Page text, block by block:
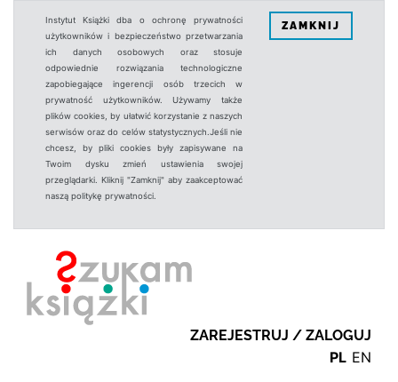
Instytut Książki dba o ochronę prywatności
użytkowników i bezpieczeństwo przetwarzania
ich danych osobowych oraz stosuje
odpowiednie rozwiązania technologiczne
zapobiegające ingerencji osób trzecich w
prywatność użytkowników. Używamy także
plików cookies, by ułatwić korzystanie z naszych
serwisów oraz do celów statystycznych.Jeśli nie
chcesz, by pliki cookies były zapisywane na
Twoim dysku zmień ustawienia swojej
przeglądarki. Kliknij "Zamknij" aby zaakceptować
naszą politykę prywatności.
ZAMKNIJ
ZAREJESTRUJ / ZALOGUJ
PL EN